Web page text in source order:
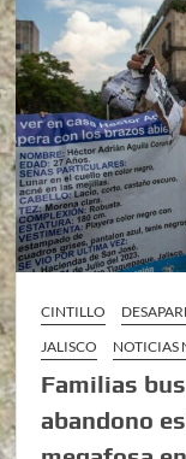
CINTILLO
JALISCO
NOTICIAS
Familias
abandono